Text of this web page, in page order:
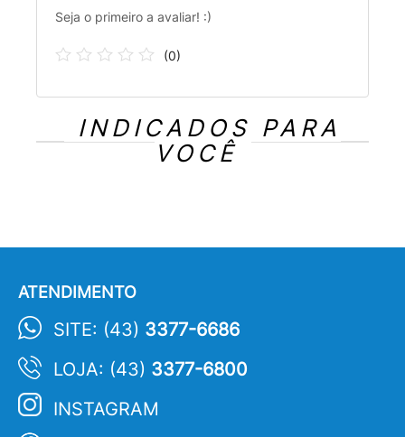
Seja o primeiro a avaliar! :)
(0)
INDICADOS PARA
VOCÊ
ATENDIMENTO
SITE: (43) 3377-6686
LOJA: (43) 3377-6800
INSTAGRAM